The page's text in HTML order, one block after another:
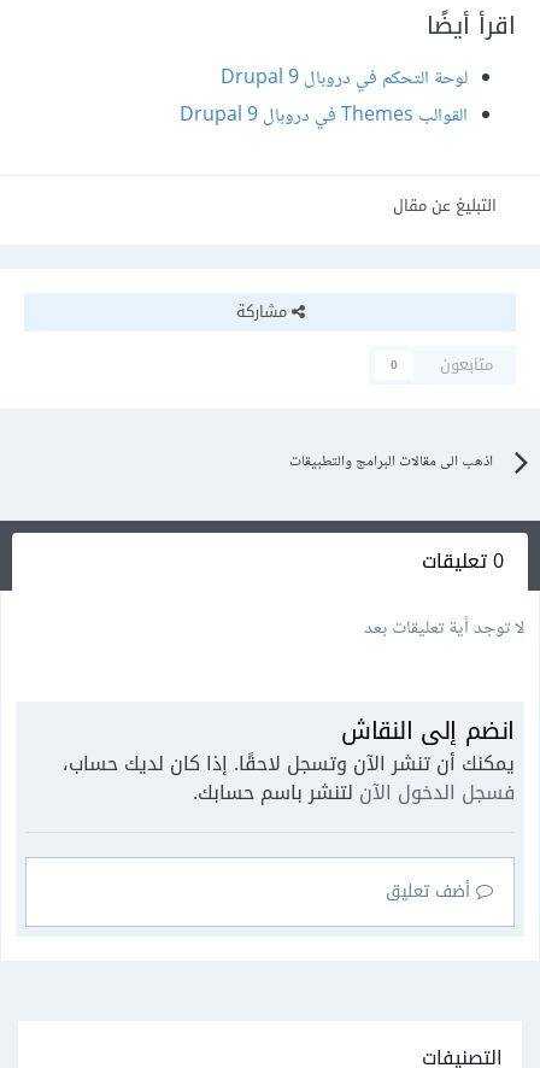
اقرأ أيضًا
لوحة التحكم في دروبال Drupal 9
القوالب Themes في دروبال 9 Drupal
التبليغ عن مقال
مشاركة
متابعون
0
اذهب الى مقالات البرامج والتطبيقات
0 تعليقات
لا توجد أية تعليقات بعد
انضم إلى النقاش
يمكنك أن تنشر الآن وتسجل لاحقًا. إذا كان لديك حساب،
فسجل الدخول الآن لتنشر باسم حسابك.
أضف تعليق
التصنيفات